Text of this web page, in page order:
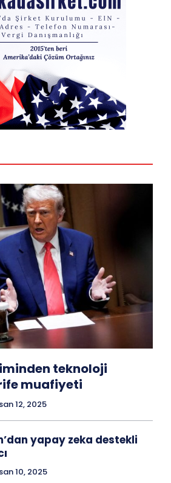
teknoloji
muafiyeti
12, 2025
yapay zeka destekli
10, 2025